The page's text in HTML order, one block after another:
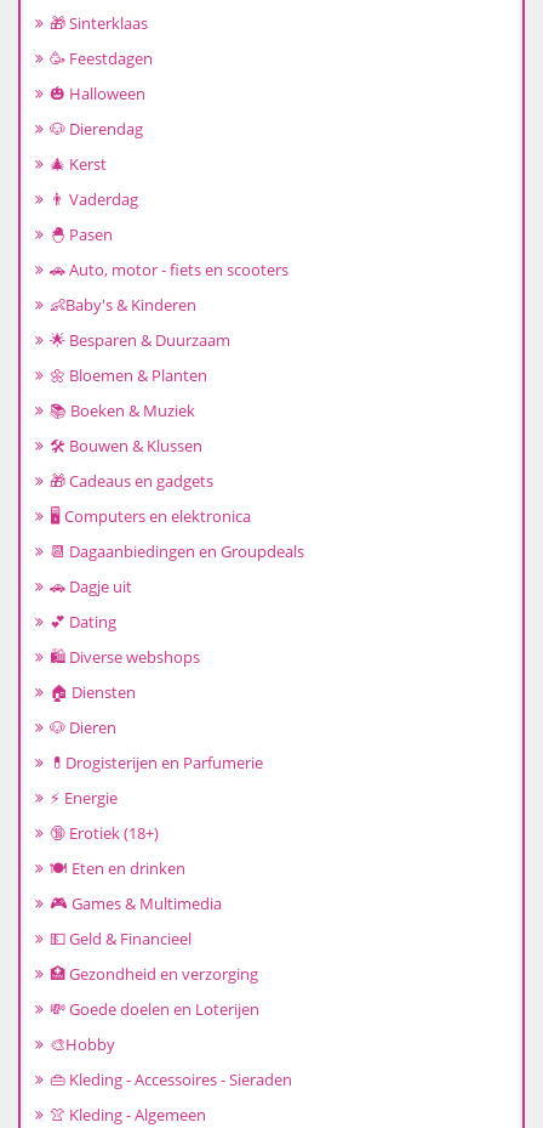
🎁 Sinterklaas
🥳 Feestdagen
🎃 Halloween
🐶 Dierendag
🎄 Kerst
👨 Vaderdag
🐣 Pasen
🚗 Auto, motor - fiets en scooters
👶Baby's & Kinderen
🌟 Besparen & Duurzaam
🌼 Bloemen & Planten
📚 Boeken & Muziek
🛠️ Bouwen & Klussen
🎁 Cadeaus en gadgets
🖥️ Computers en elektronica
📆 Dagaanbiedingen en Groupdeals
🚗 Dagje uit
💕 Dating
🛍️ Diverse webshops
🏠 Diensten
🐶 Dieren
💊Drogisterijen en Parfumerie
⚡ Energie
🔞 Erotiek (18+)
🍽️ Eten en drinken
🎮 Games & Multimedia
💵 Geld & Financieel
🏥 Gezondheid en verzorging
💸 Goede doelen en Loterijen
🎨Hobby
👜 Kleding - Accessoires - Sieraden
👚 Kleding - Algemeen